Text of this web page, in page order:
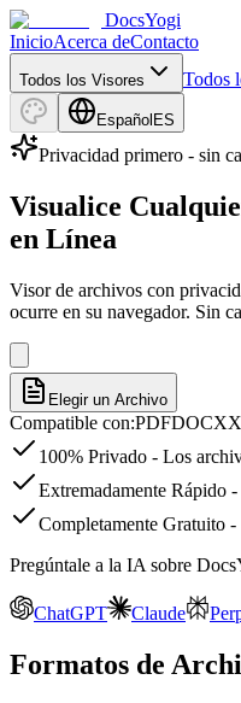
DocsYogi
InicioAcerca deContacto
Todos los Visores Todos
Español ES
Privacidad primero - sin
Visualice
en Línea
Visor de archivos con
ocurre en su navegador. Sin
Elegir un Archivo
Compatible con:PDFDOCX
100% Privado - Los
Extremadamente Rápido
Completamente Gratuito
Pregúntale a la IA sobre
ChatGPT Claude
Formatos de